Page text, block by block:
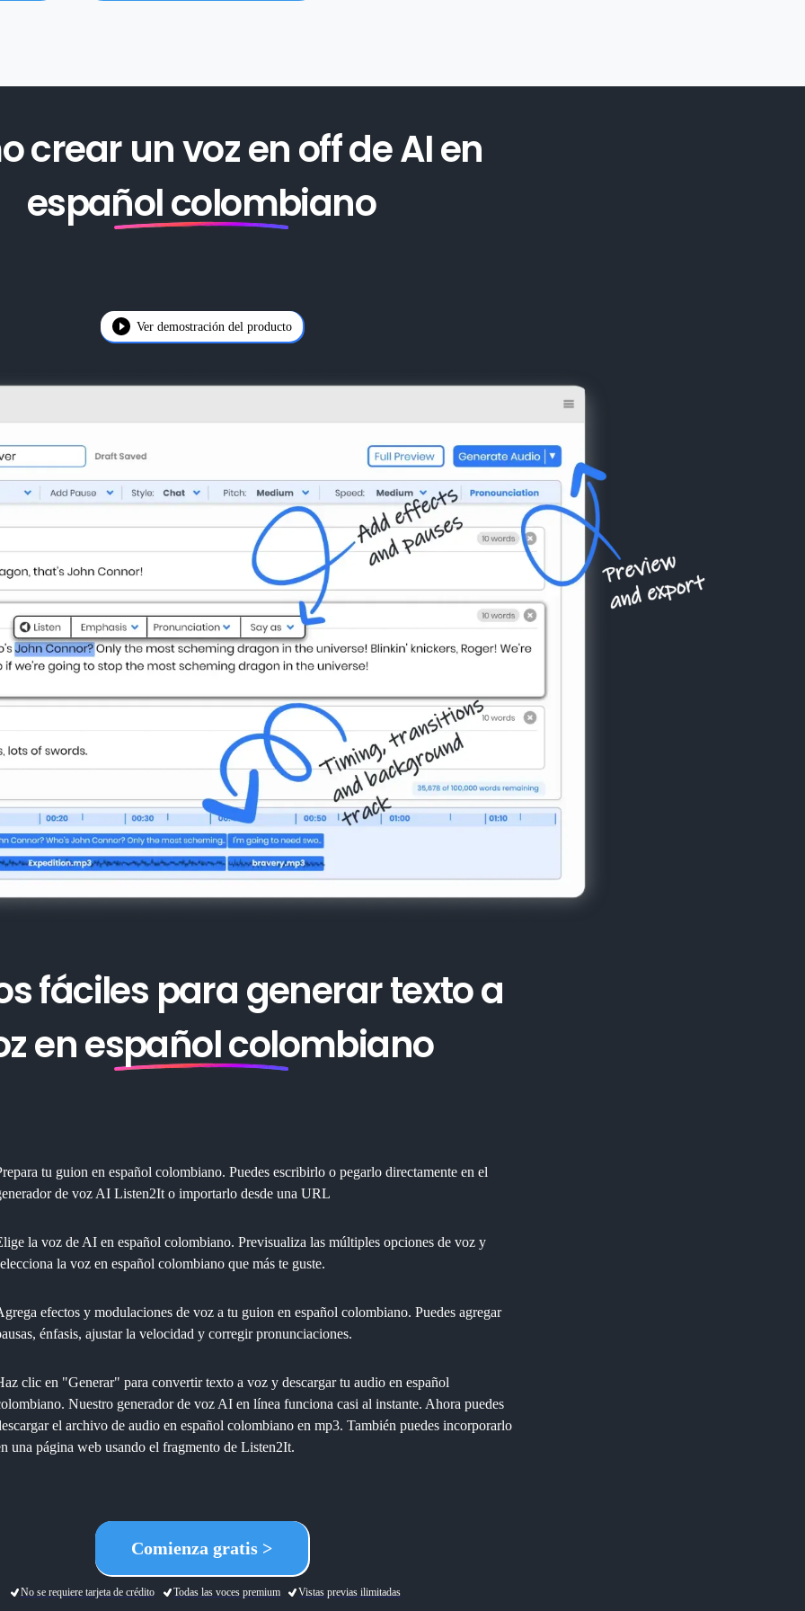
crear un voz en off de AI en
español colombiano
Ver demostración del producto
fáciles para generar texto a
en español colombiano
tu guion en español colombiano. Puedes escribirlo o pegarlo directamente en el
de voz AI Listen2It o importarlo desde una URL
la voz de AI en español colombiano. Previsualiza las múltiples opciones de voz y
la voz en español colombiano que más te guste.
efectos y modulaciones de voz a tu guion en español colombiano. Puedes agregar
énfasis, ajustar la velocidad y corregir pronunciaciones.
clic en "Generar" para convertir texto a voz y descargar tu audio en español
Nuestro generador de voz AI en línea funciona casi al instante. Ahora puedes
el archivo de audio en español colombiano en mp3. También puedes incorporarlo
una página web usando el fragmento de Listen2It.
Comienza gratis >
No se requiere tarjeta de crédito Todas las voces premium Vistas previas ilimitadas